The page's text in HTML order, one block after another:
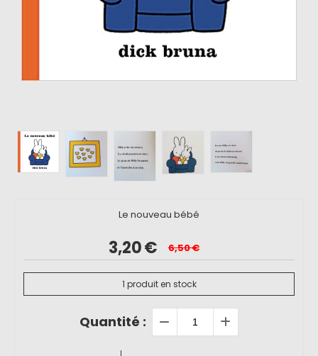
Le nouveau bébé
3,20€ 6,50€
1 produit en stock
Quantité :